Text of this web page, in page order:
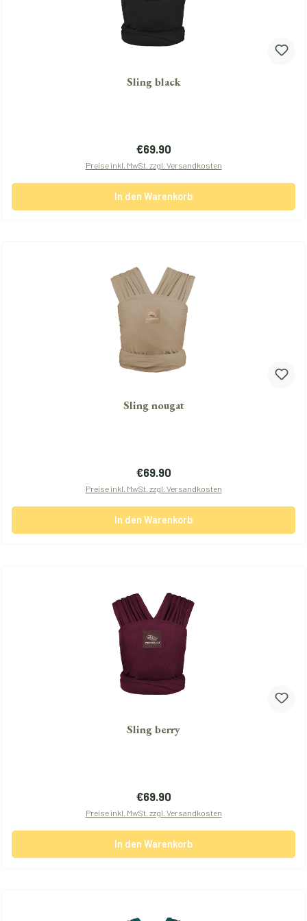
Sling black
Regulärer Preis:
€69.90
Preise inkl. MwSt. zzgl. Versandkosten
In den Warenkorb
Sling nougat
Regulärer Preis:
€69.90
Preise inkl. MwSt. zzgl. Versandkosten
In den Warenkorb
Sling berry
Regulärer Preis:
€69.90
Preise inkl. MwSt. zzgl. Versandkosten
In den Warenkorb